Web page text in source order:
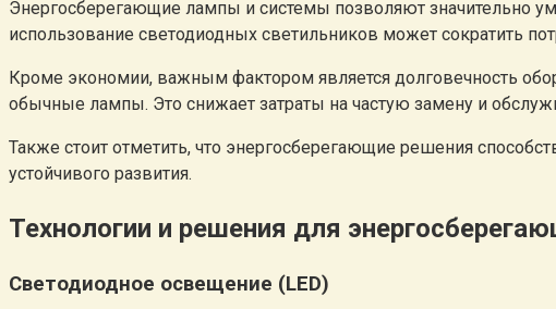
Энергосберегающие лампы и системы позволяют значительно
использование светодиодных светильников может сократить
Кроме экономии, важным фактором является долговечность
обычные лампы. Это снижает затраты на частую замену и
Также стоит отметить, что энергосберегающие решения
устойчивого развития.
Технологии и решения для
Светодиодное освещение (LED)